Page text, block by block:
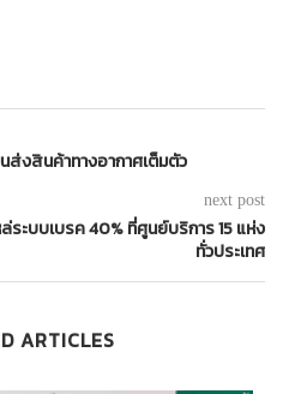
งสินค้าทางอากาศเต็มตัว
next post
ระบบเบรค 40% ที่ศูนย์บริการ 15 แห่ง
ทั่วประเทศ
ARTICLES